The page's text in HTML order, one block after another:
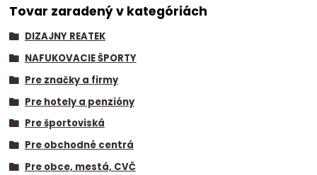
Tovar zaradený v kategóriách
DIZAJNY REATEK
NAFUKOVACIE ŠPORTY
Pre značky a firmy
Pre hotely a penzióny
Pre športoviská
Pre obchodné centrá
Pre obce, mestá, CVČ